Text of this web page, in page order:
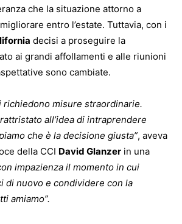
che la situazione attorno a
entro l’estate. Tuttavia, con i
decisi a proseguire la
ai grandi affollamenti e alle riunioni
sono cambiate.
richiedono misure straordinarie.
all’idea di intraprendere
che è la decisione giusta”, aveva
della CCI David Glanzer in una
impazienza il momento in cui
di nuovo e condividere con la
amiamo”.